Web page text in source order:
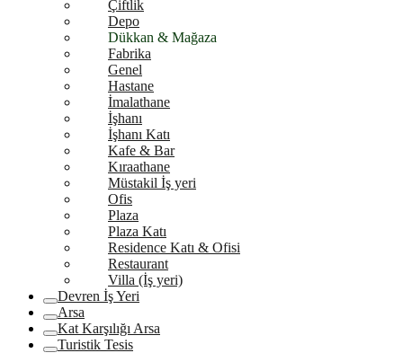
Çiftlik
Depo
Dükkan & Mağaza
Fabrika
Genel
Hastane
İmalathane
İşhanı
İşhanı Katı
Kafe & Bar
Kıraathane
Müstakil İş yeri
Ofis
Plaza
Plaza Katı
Residence Katı & Ofisi
Restaurant
Villa (İş yeri)
Devren İş Yeri
Arsa
Kat Karşılığı Arsa
Turistik Tesis